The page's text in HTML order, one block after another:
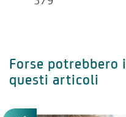
Forse potrebbero
questi articoli